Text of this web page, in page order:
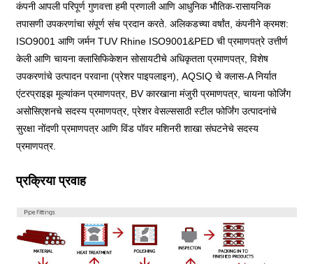
कंपनी आपली परिपूर्ण गुणवत्ता हमी प्रणाली आणि आधुनिक भौतिक-रासायनिक
तपासणी उपकरणांचा संपूर्ण संच प्रदान करते. अलिकडच्या वर्षांत, कंपनीने क्रमश:
ISO9001 आणि जर्मन TUV Rhine ISO9001&PED ची प्रमाणपत्रे उत्तीर्ण
केली आणि चायना क्लासिफिकेशन सोसायटीचे अधिकृतता प्रमाणपत्र, विशेष
उपकरणांचे उत्पादन परवाना (प्रेशर पाइपलाइन), AQSIQ चे क्लास-A निर्यात
एंटरप्राइझ मूल्यांकन प्रमाणपत्र, BV कारखाना मंजुरी प्रमाणपत्र, चायना फोर्जिंग
असोसिएशनचे सदस्य प्रमाणपत्र, प्रेशर वेसल्ससाठी स्टील फोर्जिंग उत्पादनांचे
सुरक्षा नोंदणी प्रमाणपत्र आणि विंड पॉवर मशिनरी शाखा संघटनेचे सदस्य
प्रमाणपत्र.
प्रक्रिया प्रवाह